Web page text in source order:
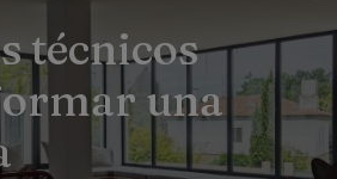
técnicos
una